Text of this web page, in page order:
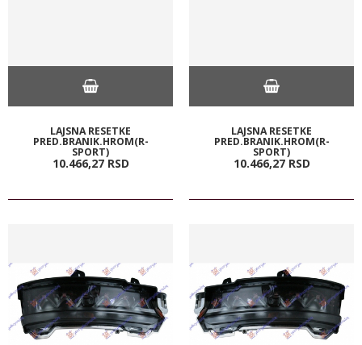
LAJSNA RESETKE
PRED.BRANIK.HROM(R-
SPORT)
10.466,27 RSD
LAJSNA RESETKE
PRED.BRANIK.HROM(R-
SPORT)
10.466,27 RSD